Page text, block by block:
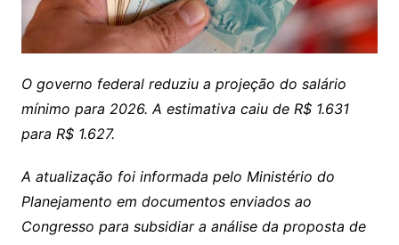
O governo federal reduziu a projeção do salário
mínimo para 2026. A estimativa caiu de R$ 1.631
para R$ 1.627.
A atualização foi informada pelo Ministério do
Planejamento em documentos enviados ao
Congresso para subsidiar a análise da proposta de